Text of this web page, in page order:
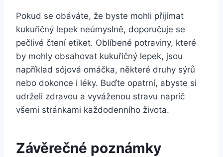
Pokud se obáváte, že byste mohli přijímat
kukuřičný lepek neúmyslně, doporučuje se
pečlivé čtení etiket. Oblíbené potraviny, které
by mohly obsahovat kukuřičný lepek, jsou
například sójová omáčka, některé druhy sýrů
nebo dokonce i léky. Buďte opatrní, abyste si
udrželi zdravou a vyváženou stravu napríč
všemi stránkami každodenního života.
Závěrečné poznámky